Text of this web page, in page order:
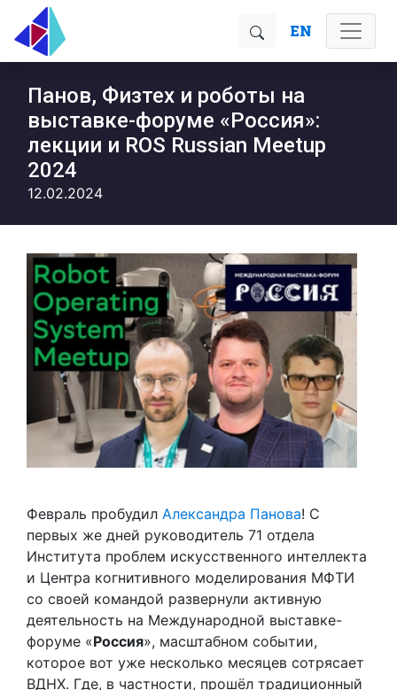
EN
Панов, Физтех и роботы на
выставке-форуме «Россия»:
лекции и ROS Russian Meetup
2024
12.02.2024
Февраль пробудил Александра Панова! С
первых же дней руководитель 71 отдела
Института проблем искусственного интеллекта
и Центра когнитивного моделирования МФТИ
со своей командой развернули активную
деятельность на Международной выставке-
форуме «Россия», масштабном событии,
которое вот уже несколько месяцев сотрясает
ВДНХ. Где, в частности, прошёл традиционный